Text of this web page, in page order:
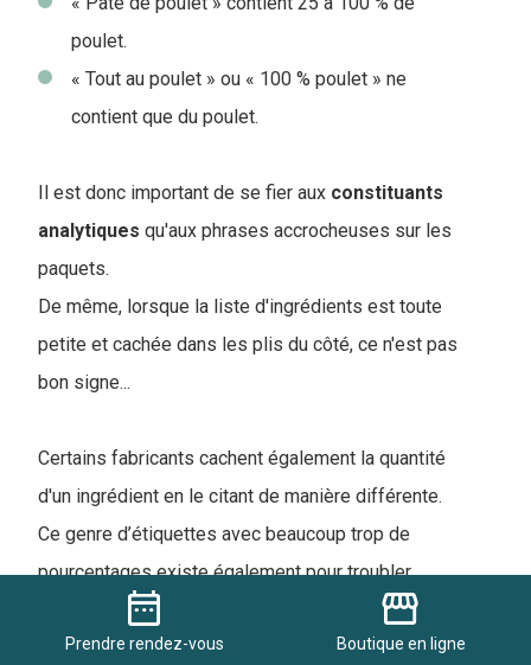
poulet.
« Tout au poulet » ou « 100 % poulet » ne
contient que du poulet.
Il est donc important de se fier aux constituants
analytiques qu'aux phrases accrocheuses sur les
paquets.
De même, lorsque la liste d'ingrédients est toute
petite et cachée dans les plis du côté, ce n'est pas
bon signe...
Certains fabricants cachent également la quantité
d'un ingrédient en le citant de manière différente.
Ce genre d’étiquettes avec beaucoup trop de
pourcentages existe également pour troubler
date_range
Prendrerendez-vous
storefront
Boutique en ligne